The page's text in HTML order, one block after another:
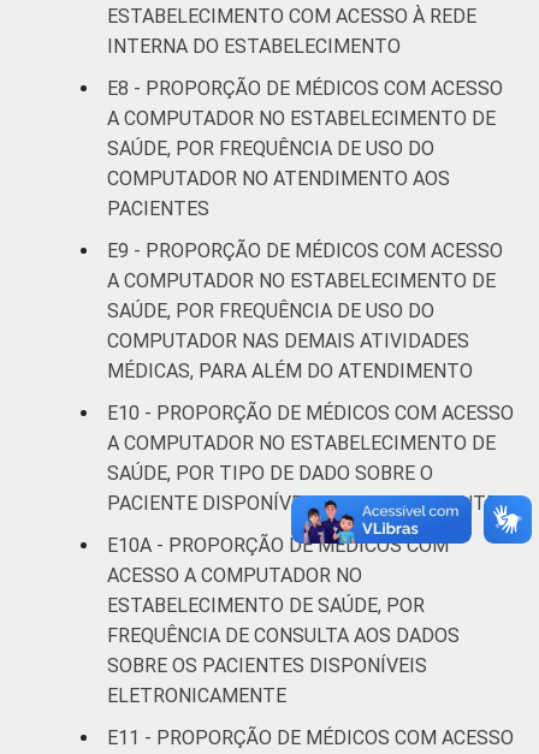
ESTABELECIMENTO COM ACESSO À REDE
INTERNA DO ESTABELECIMENTO
E8 - PROPORÇÃO DE MÉDICOS COM ACESSO
A COMPUTADOR NO ESTABELECIMENTO DE
SAÚDE, POR FREQUÊNCIA DE USO DO
COMPUTADOR NO ATENDIMENTO AOS
PACIENTES
E9 - PROPORÇÃO DE MÉDICOS COM ACESSO
A COMPUTADOR NO ESTABELECIMENTO DE
SAÚDE, POR FREQUÊNCIA DE USO DO
COMPUTADOR NAS DEMAIS ATIVIDADES
MÉDICAS, PARA ALÉM DO ATENDIMENTO
E10 - PROPORÇÃO DE MÉDICOS COM ACESSO
A COMPUTADOR NO ESTABELECIMENTO DE
SAÚDE, POR TIPO DE DADO SOBRE O
PACIENTE DISPONÍVEL ELETRONICAMENTE
E10A - PROPORÇÃO DE MÉDICOS COM
ACESSO A COMPUTADOR NO
ESTABELECIMENTO DE SAÚDE, POR
FREQUÊNCIA DE CONSULTA AOS DADOS
SOBRE OS PACIENTES DISPONÍVEIS
ELETRONICAMENTE
E11 - PROPORÇÃO DE MÉDICOS COM ACESSO